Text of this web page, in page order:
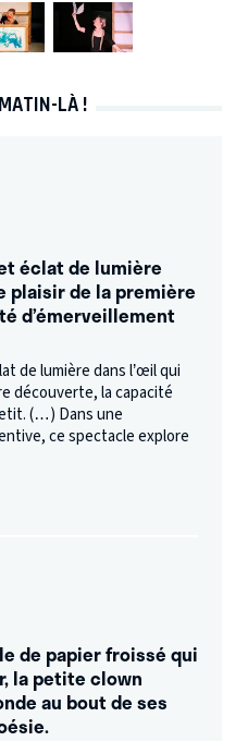
LÀ !
éclat de lumière
plaisir de la première
d’émerveillement
de lumière dans l’œil qui
découverte, la capacité
(…) Dans une
ce spectacle explore
de papier froissé qui
la petite clown
au bout de ses